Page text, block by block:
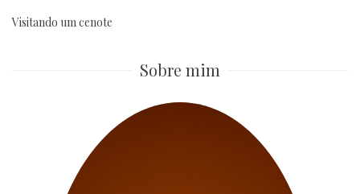
Visitando um cenote
Sobre mim